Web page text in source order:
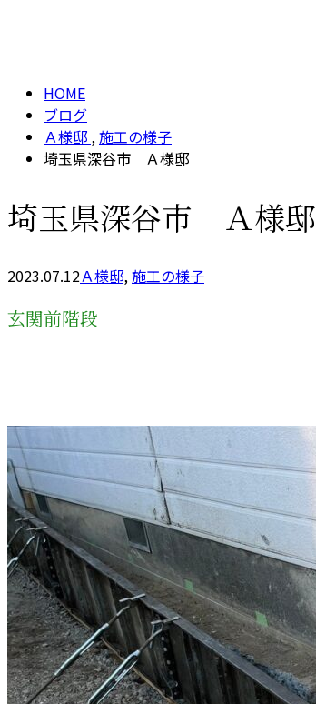
HOME
ブログ
Ａ様邸 ,施工の様子
埼玉県深谷市 Ａ様邸
埼玉県深谷市 Ａ様邸
2023.07.12Ａ様邸,施工の様子
玄関前階段